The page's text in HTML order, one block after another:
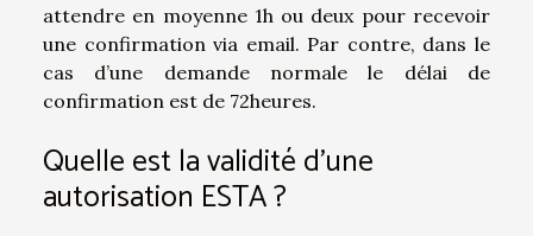
attendre en moyenne 1h ou deux pour recevoir
une confirmation via email. Par contre, dans le
cas d’une demande normale le délai de
confirmation est de 72heures.
Quelle est la validité d’une
autorisation ESTA ?